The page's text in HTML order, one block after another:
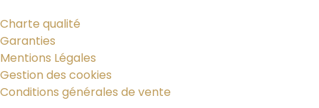
Charte qualité
Garanties
Mentions Légales
Gestion des cookies
Conditions générales de vente